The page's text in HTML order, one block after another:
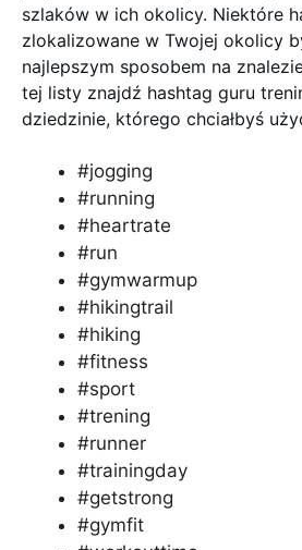
szlaków w ich okolicy. Niektóre
zlokalizowane w Twojej okolicy
najlepszym sposobem na
tej listy znajdź hashtag guru
dziedzinie, którego chciałbyś
#jogging
#running
#heartrate
#run
#gymwarmup
#hikingtrail
#hiking
#fitness
#sport
#trening
#runner
#trainingday
#getstrong
#gymfit